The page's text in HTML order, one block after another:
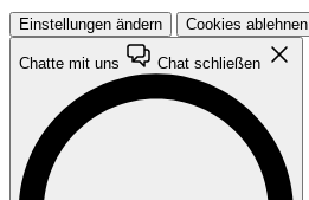
Einstellungen ändern Cookies ablehnen
Chatte mit uns Chat schließen